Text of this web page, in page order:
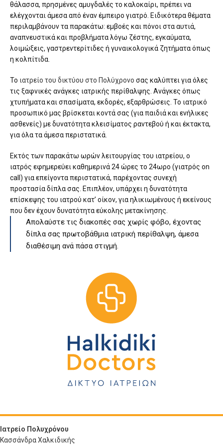
θάλασσα, πρησμένες αμυγδαλές το καλοκαίρι, πρέπει να
ελέγχονται άμεσα από έναν έμπειρο γιατρό. Ειδικότερα θέματα
περιλαμβάνουν τα παρακάτω: εμβοές και πόνοι στα αυτιά,
αναπνευστικά και προβλήματα λόγω ζέστης, εγκαύματα,
λοιμώξεις, γαστρεντερίτιδες ή γυναικολογικά ζητήματα όπως
η κολπίτιδα.
Το ιατρείο του δικτύου στο Πολύχρονο σας καλύπτει για όλες
τις ξαφνικές ανάγκες ιατρικής περίθαλψης. Ανάγκες όπως
χτυπήματα και σπασίματα, εκδορές, εξαρθρώσεις. Το ιατρικό
προσωπικό μας βρίσκεται κοντά σας (για παιδιά και ενήλικες
ασθενείς) με δυνατότητα κλεισίματος ραντεβού ή και έκτακτα,
για όλα τα άμεσα περιστατικά.
Εκτός των παρακάτω ωρών λειτουργίας του ιατρείου, ο
ιατρός εφημερεύει καθημερινά 24 ώρες το 24ωρο (γιατρός on
call) για επείγοντα περιστατικά, παρέχοντας συνεχή
προστασία δίπλα σας. Επιπλέον, υπάρχει η δυνατότητα
επίσκεψης του ιατρού κατ’ οίκον, για ηλικιωμένους ή εκείνους
που δεν έχουν δυνατότητα εύκολης μετακίνησης.
Απολαύστε τις διακοπές σας χωρίς φόβο, έχοντας
δίπλα σας πρωτοβάθμια ιατρική περίθαλψη, άμεσα
διαθέσιμη ανά πάσα στιγμή.
Ιατρείο Πολυχρόνου
Κασσάνδρα Χαλκιδικής